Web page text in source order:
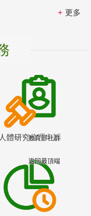
更多
人體研究倫理申訴
教育部社群
返回最頂端